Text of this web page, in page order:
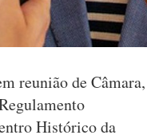
reunião de Câmara,
Histórico da